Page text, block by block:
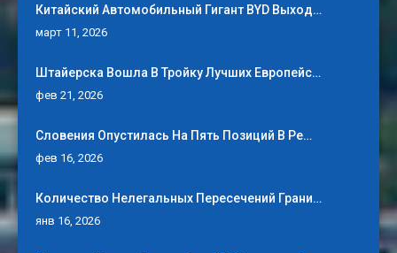
Китайский Автомобильный Гигант BYD Выход…
март 11, 2026
Штайерска Вошла В Тройку Лучших Европейс…
фев 21, 2026
Словения Опустилась На Пять Позиций В Ре…
фев 16, 2026
Количество Нелегальных Пересечений Грани…
янв 16, 2026